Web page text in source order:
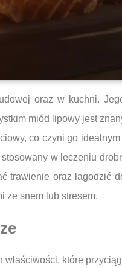
oraz w kuchni.
miód lipowy jest
co czyni go
w leczeniu
trawienie oraz łagodzić
ze snem lub stresem.
które